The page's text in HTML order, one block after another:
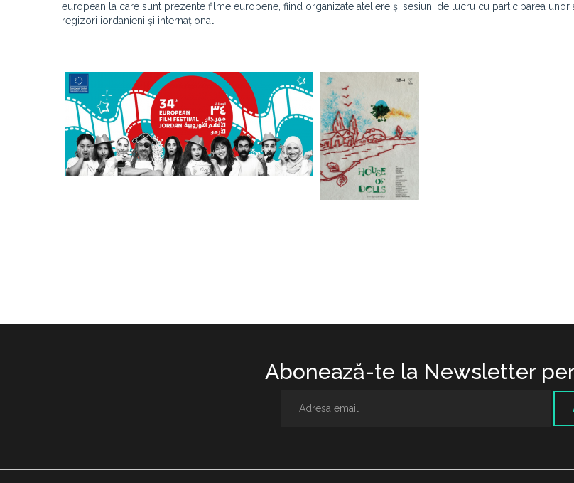
european la care sunt prezente filme europene, fiind organizate ateliere și sesiuni de lucru cu participarea
regizori iordanieni și internaționali.
Abonează-te la Newsletter